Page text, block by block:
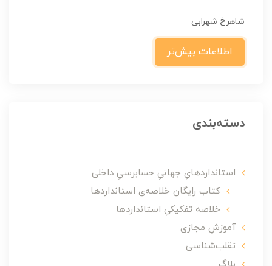
شاهرخ شهرابی
اطلاعات بیش‌تر
دسته‌بندی
استانداردهایِ جهانیِ حسابرسیِ داخلی
کتاب رایگان خلاصه‌ی استانداردها
خلاصه تفکیکیِ استانداردها
آموزشِ مجازی
تقلب‌شناسی